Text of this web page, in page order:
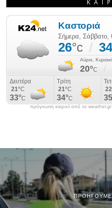
πρόγνωση καιρού από το weather.gr